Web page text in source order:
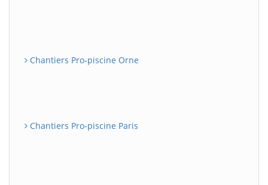
Chantiers Pro-piscine Orne
Chantiers Pro-piscine Paris